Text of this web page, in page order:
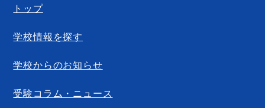
トップ
学校情報を探す
学校からのお知らせ
受験コラム・ニュース